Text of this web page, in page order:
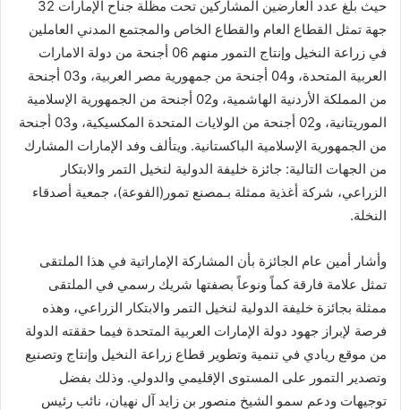
حيث بلغ عدد العارضين المشاركين تحت مظلة جناح الإمارات 32
جهة تمثل القطاع العام والقطاع الخاص والمجتمع المدني العاملين
في زراعة النخيل وإنتاج التمور منهم 06 أجنحة من دولة الامارات
العربية المتحدة، و04 أجنحة من جمهورية مصر العربية، و03 أجنحة
من المملكة الأردنية الهاشمية، و02 أجنحة من الجمهورية الإسلامية
الموريتانية، و02 أجنحة من الولايات المتحدة المكسيكية، و03 أجنحة
من الجمهورية الإسلامية الباكستانية. ويتألف وفد الإمارات المشارك
من الجهات التالية: جائزة خليفة الدولية لنخيل التمر والابتكار
الزراعي، شركة أغذية ممثلة بـمصنع تمور(الفوعة)، جمعية أصدقاء
النخلة.
وأشار أمين عام الجائزة بأن المشاركة الإماراتية في هذا الملتقى
تمثل علامة فارقة كماً ونوعاً بصفتها شريك رسمي في الملتقى
ممثلة بجائزة خليفة الدولية لنخيل التمر والابتكار الزراعي، وهذه
فرصة لإبراز جهود دولة الإمارات العربية المتحدة فيما حققته الدولة
من موقع ريادي في تنمية وتطوير قطاع زراعة النخيل وإنتاج وتصنيع
وتصدير التمور على المستوى الإقليمي والدولي. وذلك بفضل
توجيهات ودعم سمو الشيخ منصور بن زايد آل نهيان، نائب رئيس